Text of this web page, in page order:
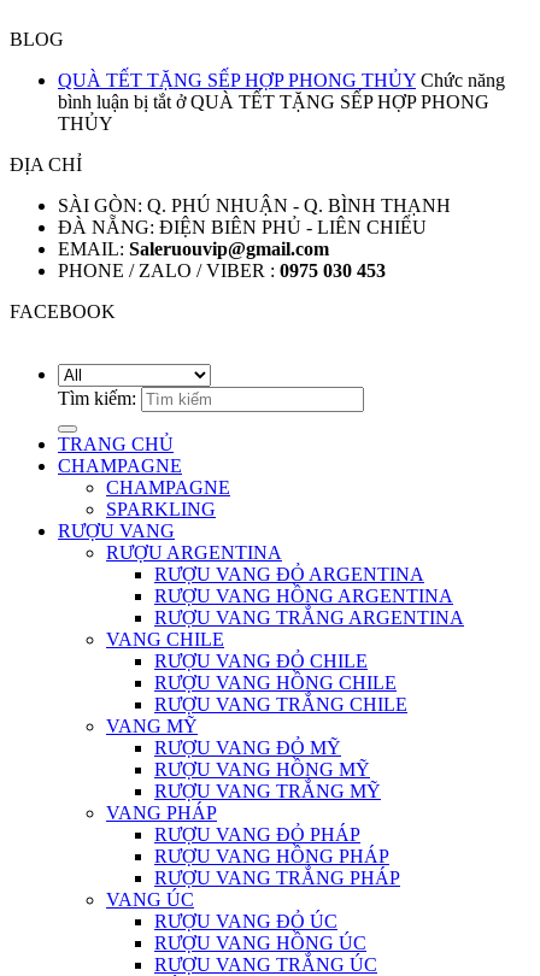
BLOG
QUÀ TẾT TẶNG SẾP HỢP PHONG THỦY Chức năng
bình luận bị tắt ở QUÀ TẾT TẶNG SẾP HỢP PHONG
THỦY
ĐỊA CHỈ
SÀI GÒN: Q. PHÚ NHUẬN - Q. BÌNH THẠNH
ĐÀ NẴNG: ĐIỆN BIÊN PHỦ - LIÊN CHIỂU
EMAIL: Saleruouvip@gmail.com
PHONE / ZALO / VIBER : 0975 030 453
FACEBOOK
Tìm kiếm:
TRANG CHỦ
CHAMPAGNE
CHAMPAGNE
SPARKLING
RƯỢU VANG
RƯỢU ARGENTINA
RƯỢU VANG ĐỎ ARGENTINA
RƯỢU VANG HỒNG ARGENTINA
RƯỢU VANG TRẮNG ARGENTINA
VANG CHILE
RƯỢU VANG ĐỎ CHILE
RƯỢU VANG HỒNG CHILE
RƯỢU VANG TRẮNG CHILE
VANG MỸ
RƯỢU VANG ĐỎ MỸ
RƯỢU VANG HỒNG MỸ
RƯỢU VANG TRẮNG MỸ
VANG PHÁP
RƯỢU VANG ĐỎ PHÁP
RƯỢU VANG HỒNG PHÁP
RƯỢU VANG TRẮNG PHÁP
VANG ÚC
RƯỢU VANG ĐỎ ÚC
RƯỢU VANG HỒNG ÚC
RƯỢU VANG TRẮNG ÚC